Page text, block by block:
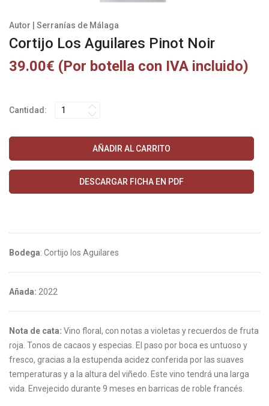
Autor | Serranías de Málaga
Cortijo Los Aguilares Pinot Noir
39.00€ (Por botella con IVA incluido)
Cantidad:
AÑADIR AL CARRITO
DESCARGAR FICHA EN PDF
Bodega: Cortijo los Aguilares
Añada: 2022
Nota de cata: Vino floral, con notas a violetas y recuerdos de fruta
roja. Tonos de cacaos y especias. El paso por boca es untuoso y
fresco, gracias a la estupenda acidez conferida por las suaves
temperaturas y a la altura del viñedo. Este vino tendrá una larga
vida. Envejecido durante 9 meses en barricas de roble francés.